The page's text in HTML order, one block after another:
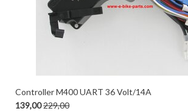
Controller M400 UART 36 Volt/14A
139,00229,00